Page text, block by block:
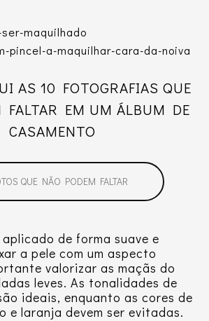
AS 10 FOTOGRAFIAS QUE
FALTAR EM UM ÁLBUM DE
CASAMENTO
QUE NÃO PODEM FALTAR
aplicado de forma suave e
a pele com um aspecto
valorizar as maçãs do
leves. As tonalidades de
ideais, enquanto as cores de
e laranja devem ser evitadas.